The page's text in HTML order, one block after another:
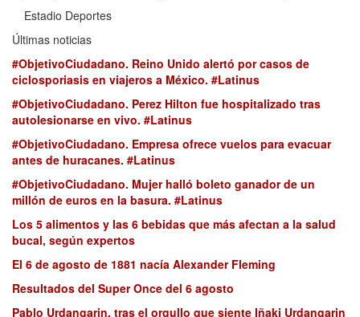
Estadio Deportes
Últimas noticias
#ObjetivoCiudadano. Reino Unido alertó por casos de
ciclosporiasis en viajeros a México. #Latinus
#ObjetivoCiudadano. Perez Hilton fue hospitalizado tras
autolesionarse en vivo. #Latinus
#ObjetivoCiudadano. Empresa ofrece vuelos para evacuar
antes de huracanes. #Latinus
#ObjetivoCiudadano. Mujer halló boleto ganador de un
millón de euros en la basura. #Latinus
Los 5 alimentos y las 6 bebidas que más afectan a la salud
bucal, según expertos
El 6 de agosto de 1881 nacía Alexander Fleming
Resultados del Super Once del 6 agosto
Pablo Urdangarin, tras el orgullo que siente Iñaki Urdangarin